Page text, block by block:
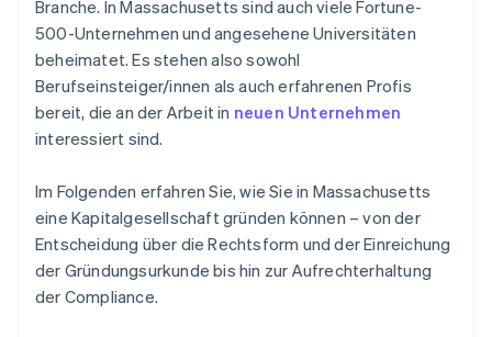
8. Reichen Sie Ihren Jahresbericht ein
Ein Jahr Stripe Payments gratis, plus 50.000 USD in
Partnerguthaben
Branche. In Massachusetts sind auch viele Fortune-
500-Unternehmen und angesehene Universitäten
beheimatet. Es stehen also sowohl
Berufseinsteiger/innen als auch erfahrenen Profis
bereit, die an der Arbeit in neuen Unternehmen
interessiert sind.
Im Folgenden erfahren Sie, wie Sie in Massachusetts
eine Kapitalgesellschaft gründen können – von der
Entscheidung über die Rechtsform und der Einreichung
der Gründungsurkunde bis hin zur Aufrechterhaltung
der Compliance.